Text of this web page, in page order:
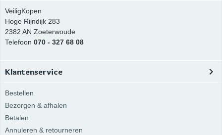
VeiligKopen
Hoge Rijndijk 283
2382 AN Zoeterwoude
Telefoon 070 - 327 68 08
Klantenservice
Bestellen
Bezorgen & afhalen
Betalen
Annuleren & retourneren